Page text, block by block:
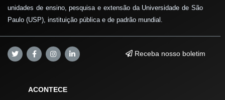
unidades de ensino, pesquisa e extensão da Universidade de São
Paulo (USP), instituição pública e de padrão mundial.
Receba nosso boletim
ACONTECE